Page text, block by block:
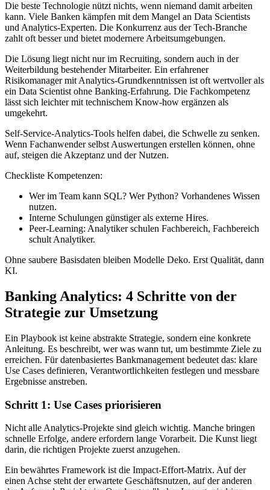
Die beste Technologie nützt nichts, wenn niemand damit arbeiten
kann. Viele Banken kämpfen mit dem Mangel an Data Scientists
und Analytics-Experten. Die Konkurrenz aus der Tech-Branche
zahlt oft besser und bietet modernere Arbeitsumgebungen.
Die Lösung liegt nicht nur im Recruiting, sondern auch in der
Weiterbildung bestehender Mitarbeiter. Ein erfahrener
Risikomanager mit Analytics-Grundkenntnissen ist oft wertvoller als
ein Data Scientist ohne Banking-Erfahrung. Die Fachkompetenz
lässt sich leichter mit technischem Know-how ergänzen als
umgekehrt.
Self-Service-Analytics-Tools helfen dabei, die Schwelle zu senken.
Wenn Fachanwender selbst Auswertungen erstellen können, ohne
auf, steigen die Akzeptanz und der Nutzen.
Checkliste Kompetenzen:
Wer im Team kann SQL? Wer Python? Vorhandenes Wissen
nutzen.
Interne Schulungen günstiger als externe Hires.
Peer-Learning: Analytiker schulen Fachbereich, Fachbereich
schult Analytiker.
Ohne saubere Basisdaten bleiben Modelle Deko. Erst Qualität, dann
KI.
Banking Analytics: 4 Schritte von der
Strategie zur Umsetzung
Ein Playbook ist keine abstrakte Strategie, sondern eine konkrete
Anleitung. Es beschreibt, wer was wann tut, um bestimmte Ziele zu
erreichen. Für datenbasiertes Bankmanagement bedeutet das: klare
Use Cases definieren, Verantwortlichkeiten festlegen und messbare
Ergebnisse anstreben.
Schritt 1: Use Cases priorisieren
Nicht alle Analytics-Projekte sind gleich wichtig. Manche bringen
schnelle Erfolge, andere erfordern lange Vorarbeit. Die Kunst liegt
darin, die richtigen Projekte zuerst anzugehen.
Ein bewährtes Framework ist die Impact-Effort-Matrix. Auf der
einen Achse steht der erwartete Geschäftsnutzen, auf der anderen